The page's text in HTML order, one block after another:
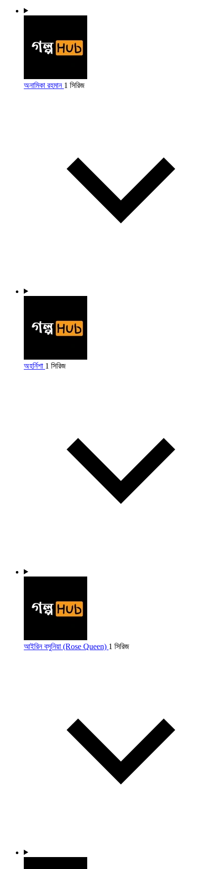
অনামিকা রহমান 1 সিরিজ
অহর্নিশা 1 সিরিজ
আইরিন বসুনিয়া (Rose Queen) 1 সিরিজ